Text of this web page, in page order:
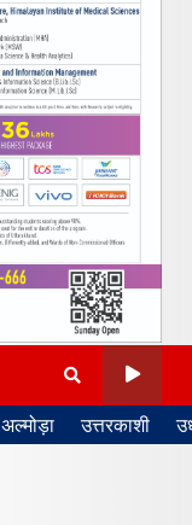
अल्मोड़ा उत्तरकाशी